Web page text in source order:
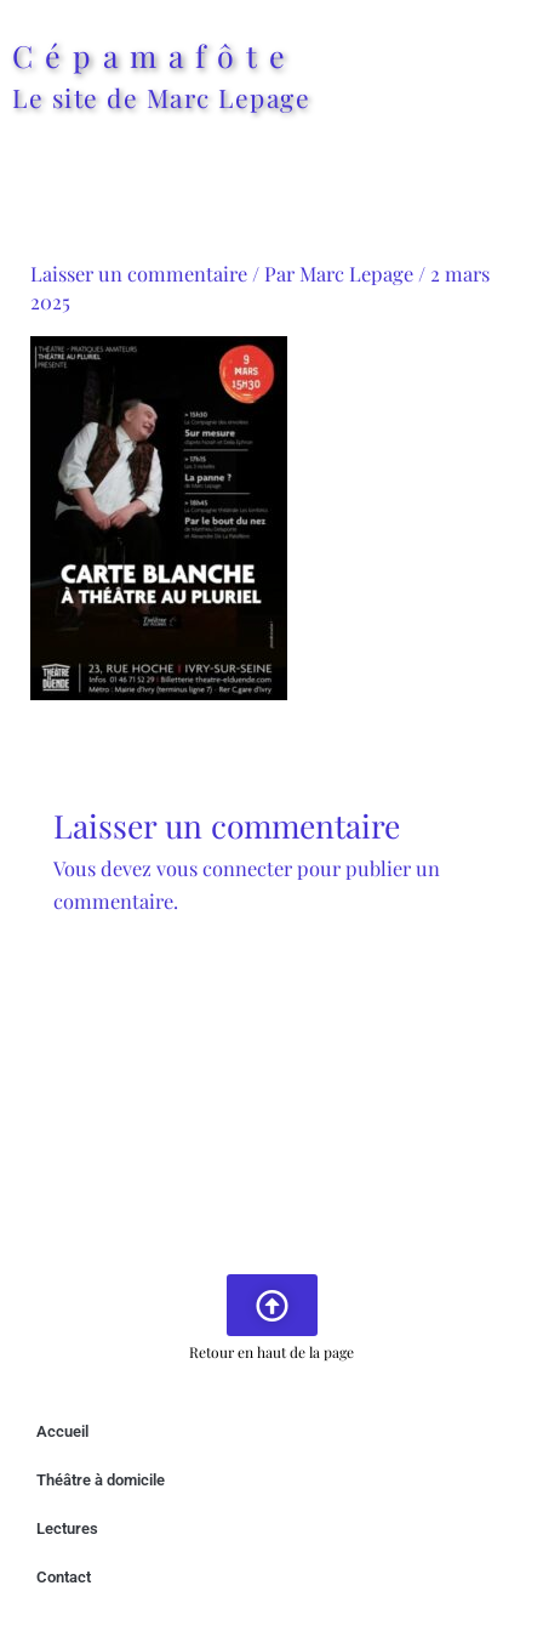
au
contenu
Cépamafôte
Le site de Marc Lepage
Laisser un commentaire / Par Marc Lepage / 2 mars
2025
Laisser un commentaire
Vous devez vous connecterpour publier un
commentaire.
Retour en haut de la page
Accueil
Théâtre à domicile
Lectures
Contact